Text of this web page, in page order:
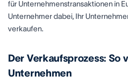
für Unternehmenstransaktionen in
Unternehmer dabei, Ihr
verkaufen.
Der Verkaufsprozess: So
Unternehmen